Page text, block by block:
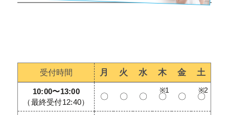
受付時間 月 火 水 木 金 土
10:00〜13:00
（最終受付12:40）
〇 〇 〇 〇 〇 〇